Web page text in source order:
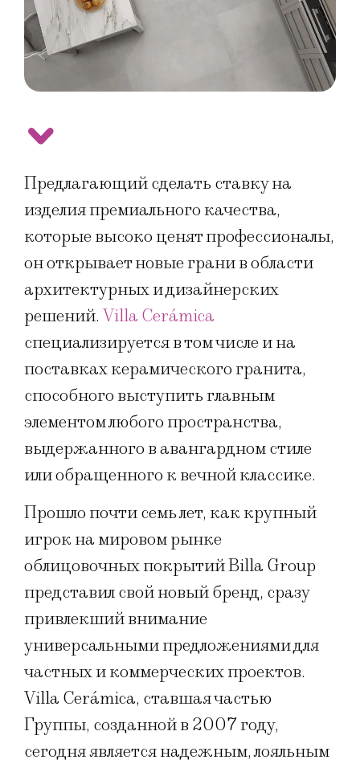
Предлагающий сделать ставку на
изделия премиального качества,
которые высоко ценят профессионалы,
он открывает новые грани в области
архитектурных и дизайнерских
решений.Villa Cerámica
специализируется в том числе и на
поставках керамического гранита,
способного выступить главным
элементом любого пространства,
выдержанного в авангардном стиле
или обращенного к вечной классике.
Прошло почти семь лет, как крупный
игрок на мировом рынке
облицовочных покрытий Billa Group
представил свой новый бренд, сразу
привлекший внимание
универсальными предложениями для
частных и коммерческих проектов.
Villa Cerámica, ставшая частью
Группы, созданной в 2007 году,
сегодня является надежным, лояльным